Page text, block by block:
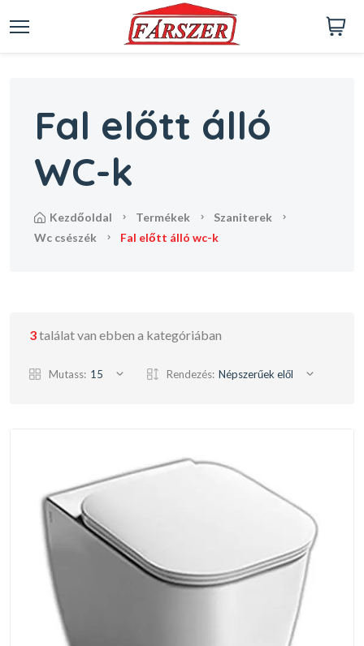
Fal előtt álló
WC-k
kezdőoldal termékek
szaniterek
wc csészék
fal előtt álló wc-k
3találat van ebben a kategóriában
Mutass: 15 Rendezés: Népszerűek elől